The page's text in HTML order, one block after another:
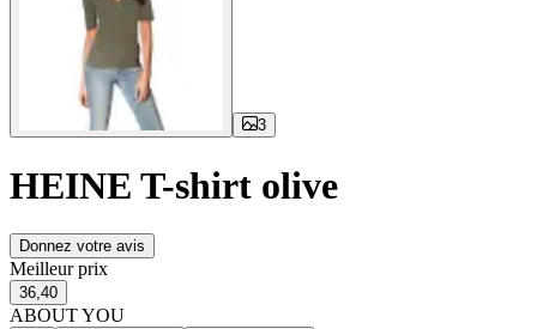
3
HEINE T-shirt olive
Donnez votre avis
Meilleur prix
36,40
ABOUT YOU